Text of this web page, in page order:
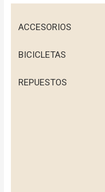
ACCESORIOS
BICICLETAS
REPUESTOS